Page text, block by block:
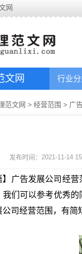
网
文网 行业
范文网 > 经营范围 > 广
发布时间：2021-11-14
】广告发展公司经
我们可以参考优秀
司经营范围，有简